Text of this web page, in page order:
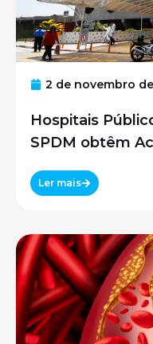
2 de novembro
Hospitais
SPDM obtêm
Ler mais